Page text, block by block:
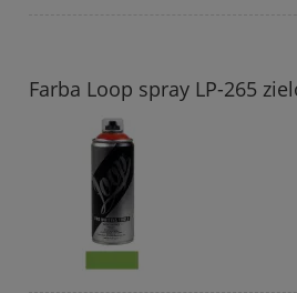
Farba Loop spray LP-265